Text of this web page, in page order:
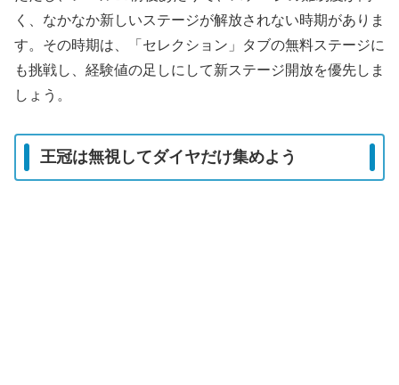
く、なかなか新しいステージが解放されない時期がありま
す。その時期は、「セレクション」タブの無料ステージに
も挑戦し、経験値の足しにして新ステージ開放を優先しま
しょう。
王冠は無視してダイヤだけ集めよう